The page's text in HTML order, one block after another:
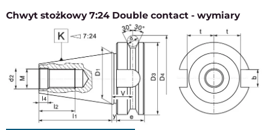
Chwyt stożkowy 7:24 Double contact - wymiary